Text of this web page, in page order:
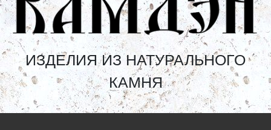
ИЗДЕЛИЯ ИЗ НАТУРАЛЬНОГО
КАМНЯ